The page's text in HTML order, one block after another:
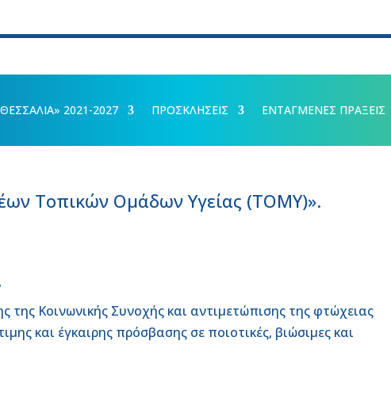
2021-2027 ΠΡΟΣΚΛΗΣΕΙΣ ΕΝΤΑΓΜΕΝΕΣ ΠΡΑΞΕΙΣ
Τοπικών Ομάδων Υγείας (ΤΟΜΥ)».
της Κοινωνικής Συνοχής και αντιμετώπισης της φτώχειας
και έγκαιρης πρόσβασης σε ποιοτικές, βιώσιμες και